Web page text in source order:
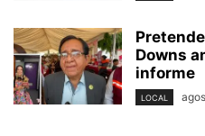
Downs
informe
LOCAL